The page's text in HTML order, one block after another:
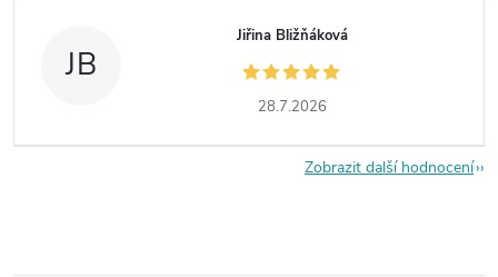
JB
Jiřina Bližňáková
28.7.2026
Zobrazit další hodnocení